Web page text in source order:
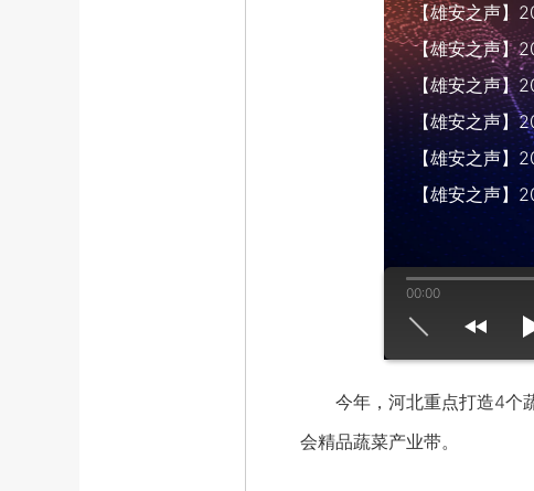
【雄安之声】
【雄安之声】
【雄安之声】
【雄安之声】
【雄安之声】
【雄安之声】
00:00
今年，河北重点打造4个蔬
会精品蔬菜产业带。